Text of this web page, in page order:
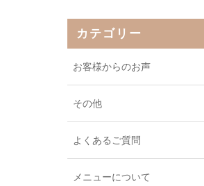
カテゴリー
お客様からのお声
その他
よくあるご質問
メニューについて